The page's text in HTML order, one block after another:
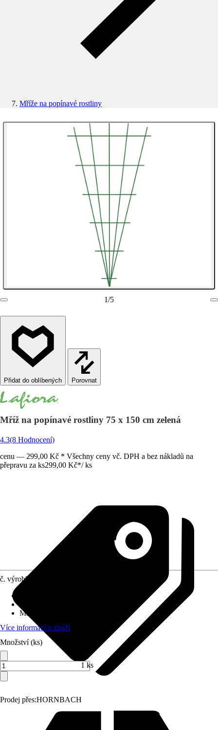
Mříže na popínavé rostliny
1/5
Porovnat
Mříž na popínavé rostliny 75 x 150 cm zelená
4.3(8 Hodnocení)
cenu — 299,00 Kč * Všechny ceny vč. DPH a bez nákladů na
přepravu za ks299,00 Kč*/ ks
Prodej přes:HORNBACH
č. výrobku
Materiál
Více informací o zboží
Množství (ks)
1 ks